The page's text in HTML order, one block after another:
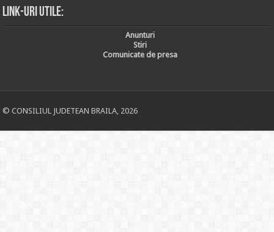
Link-uri utile:
Anunturi
Stiri
Comunicate de presa
© CONSILIUL JUDETEAN BRAILA, 2026